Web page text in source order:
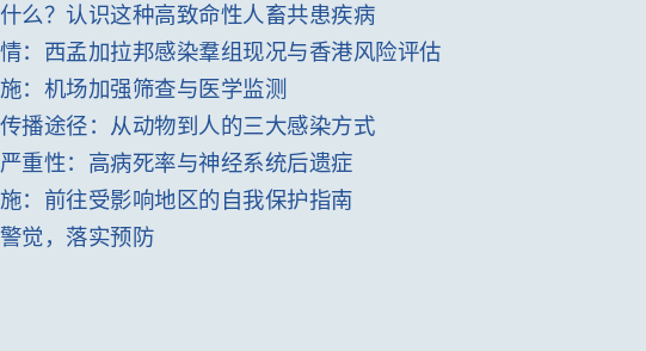
么？认识这种高致命性人畜共患疾病
：西孟加拉邦感染羣组现况与香港风险评估
：机场加强筛查与医学监测
播途径：从动物到人的三大感染方式
重性：高病死率与神经系统后遗症
：前往受影响地区的自我保护指南
觉，落实预防